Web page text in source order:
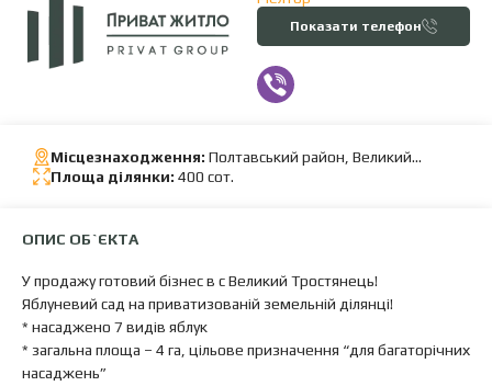
Показати телефон
Місцезнаходження: Полтавський район, Великий
Тростянець
Площа ділянки: 400 сот.
ОПИС ОБ`ЄКТА
У продажу готовий бізнес в с Великий Тростянець!
Яблуневий сад на приватизованій земельній ділянці!
* насаджено 7 видів яблук
* загальна площа – 4 га, цільове призначення “для багаторічних
насаджень”